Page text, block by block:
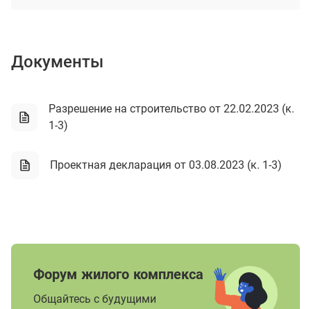
Документы
Разрешение на строительство от 22.02.2023 (к.
1-3)
Проектная декларация от 03.08.2023 (к. 1-3)
Форум жилого комплекса
Общайтесь с будущими